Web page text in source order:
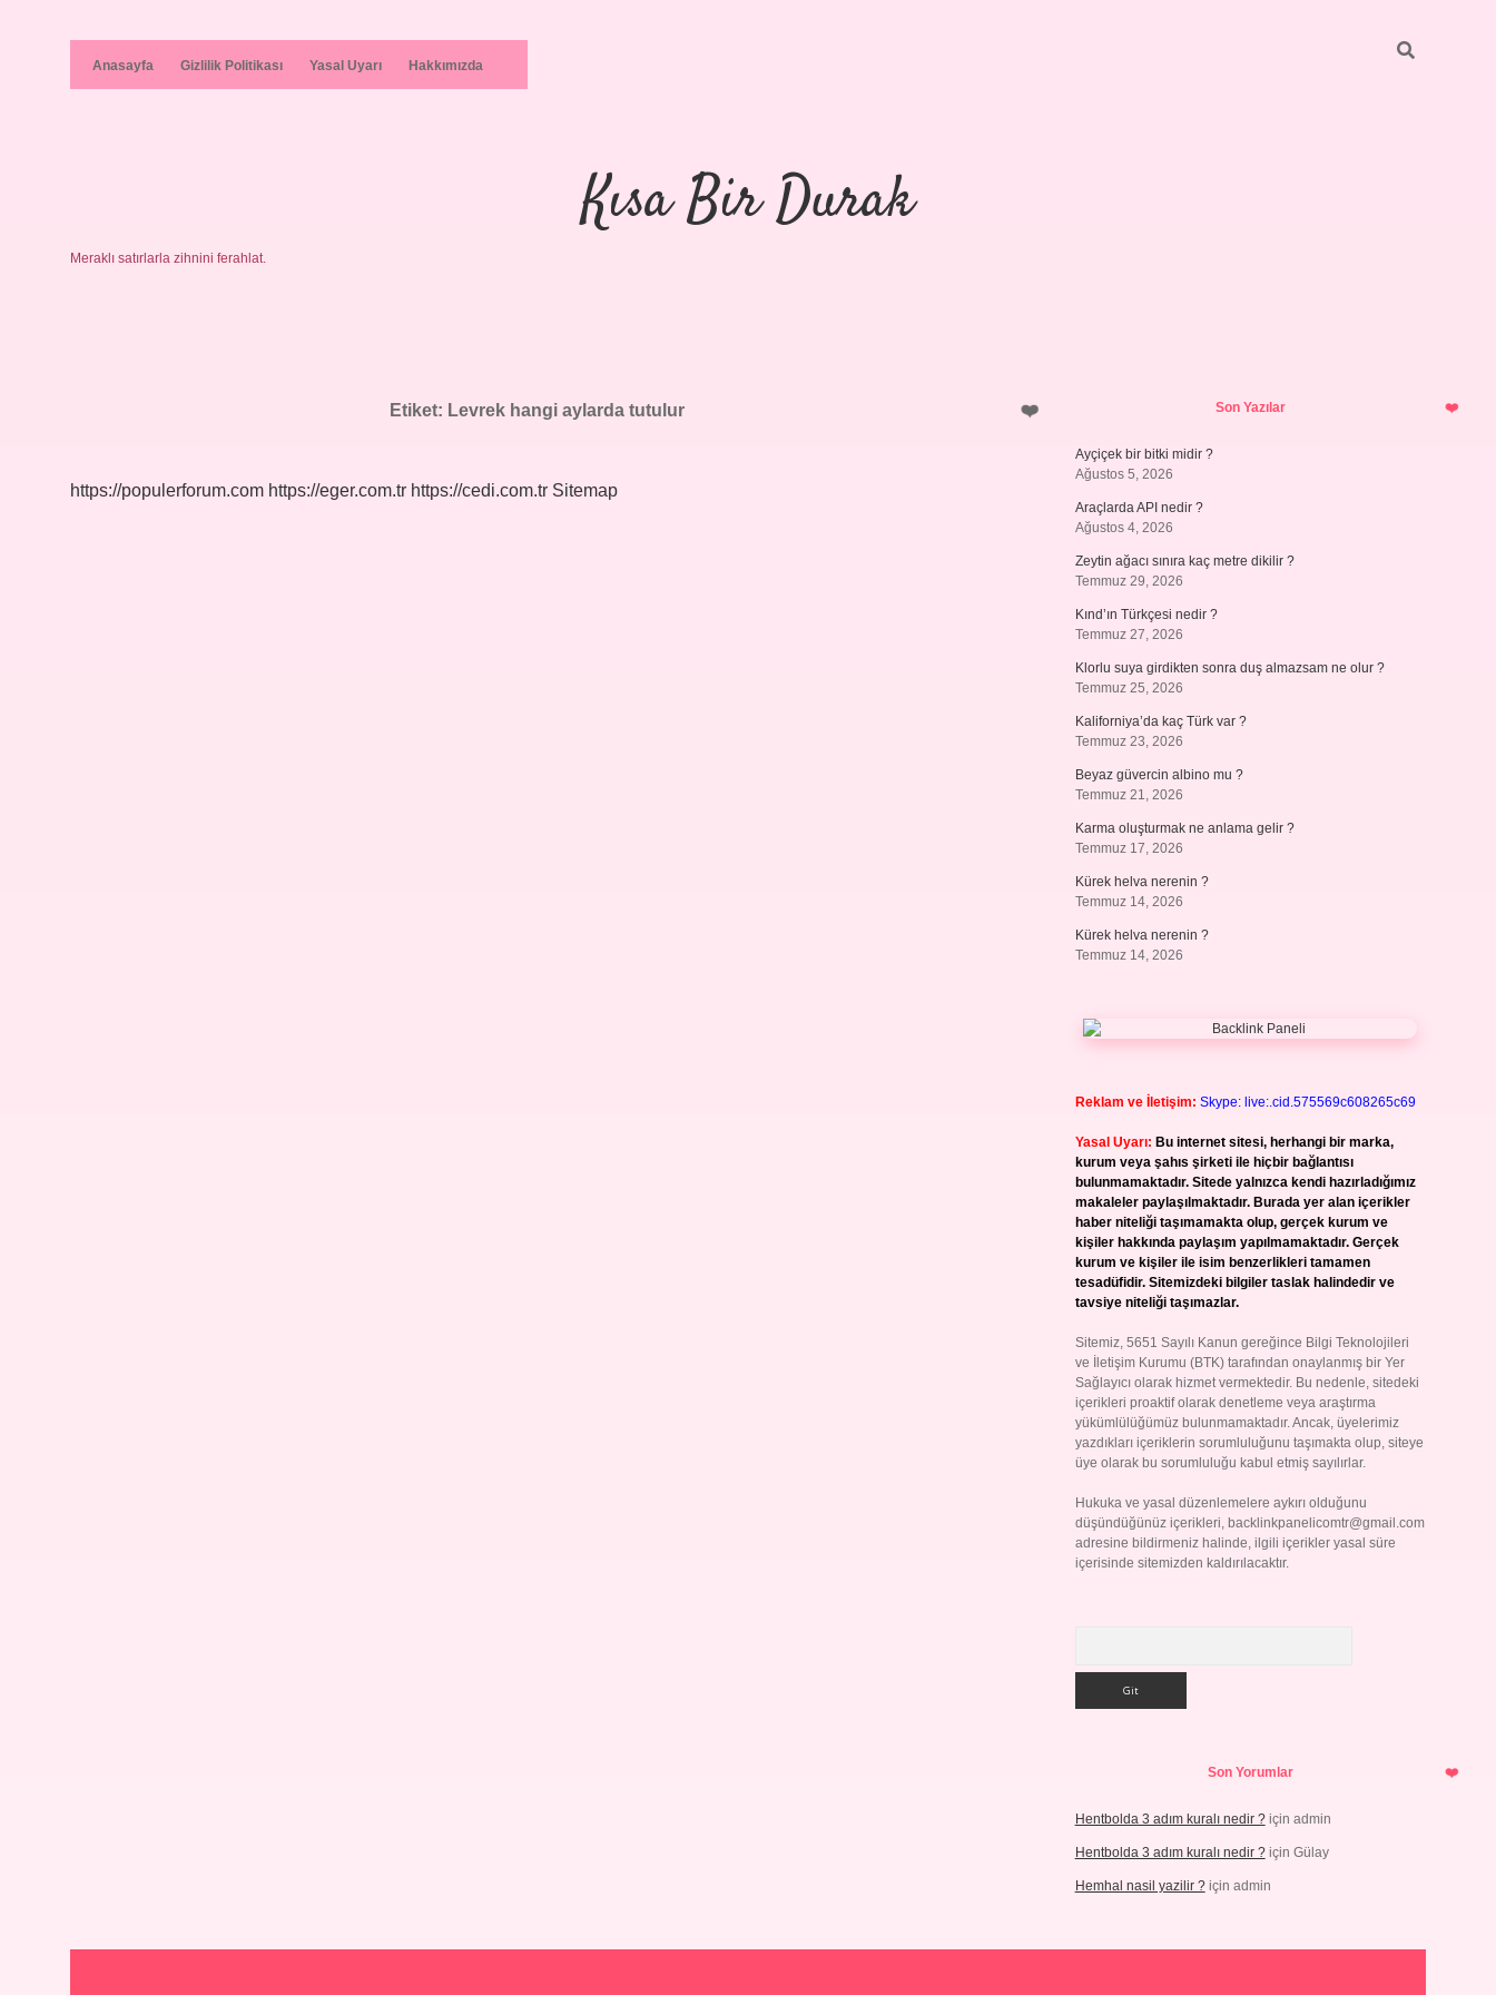
Anasayfa Gizlilik Politikası Yasal Uyarı Hakkımızda
Kısa Bir Durak
Meraklı satırlarla zihnini ferahlat.
Etiket: Levrek hangi aylarda tutulur
https://populerforum.com https://eger.com.tr https://cedi.com.tr Sitemap
SidebarSon Yazılar
Ayçiçek bir bitki midir ?
Ağustos 5, 2026
Araçlarda API nedir ?
Ağustos 4, 2026
Zeytin ağacı sınıra kaç metre dikilir ?
Temmuz 29, 2026
Kınd’ın Türkçesi nedir ?
Temmuz 27, 2026
Klorlu suya girdikten sonra duş almazsam ne olur ?
Temmuz 25, 2026
Kaliforniya’da kaç Türk var ?
Temmuz 23, 2026
Beyaz güvercin albino mu ?
Temmuz 21, 2026
Karma oluşturmak ne anlama gelir ?
Temmuz 17, 2026
Kürek helva nerenin ?
Temmuz 14, 2026
Kürek helva nerenin ?
Temmuz 14, 2026
Reklam ve İletişim: Skype: live:.cid.575569c608265c69
Yasal Uyarı: Bu internet sitesi, herhangi bir marka,
kurum veya şahıs şirketi ile hiçbir bağlantısı
bulunmamaktadır. Sitede yalnızca kendi hazırladığımız
makaleler paylaşılmaktadır. Burada yer alan içerikler
haber niteliği taşımamakta olup, gerçek kurum ve
kişiler hakkında paylaşım yapılmamaktadır. Gerçek
kurum ve kişiler ile isim benzerlikleri tamamen
tesadüfidir. Sitemizdeki bilgiler taslak halindedir ve
tavsiye niteliği taşımazlar.
Sitemiz, 5651 Sayılı Kanun gereğince Bilgi Teknolojileri
ve İletişim Kurumu (BTK) tarafından onaylanmış bir Yer
Sağlayıcı olarak hizmet vermektedir. Bu nedenle, sitedeki
içerikleri proaktif olarak denetleme veya araştırma
yükümlülüğümüz bulunmamaktadır. Ancak, üyelerimiz
yazdıkları içeriklerin sorumluluğunu taşımakta olup, siteye
üye olarak bu sorumluluğu kabul etmiş sayılırlar.
Hukuka ve yasal düzenlemelere aykırı olduğunu
düşündüğünüz içerikleri, backlinkpanelicomtr@gmail.com
adresine bildirmeniz halinde, ilgili içerikler yasal süre
içerisinde sitemizden kaldırılacaktır.
Son Yorumlar
Hentbolda 3 adım kuralı nedir ?için admin
Hentbolda 3 adım kuralı nedir ?için Gülay
Hemhal nasil yazilir ?için admin